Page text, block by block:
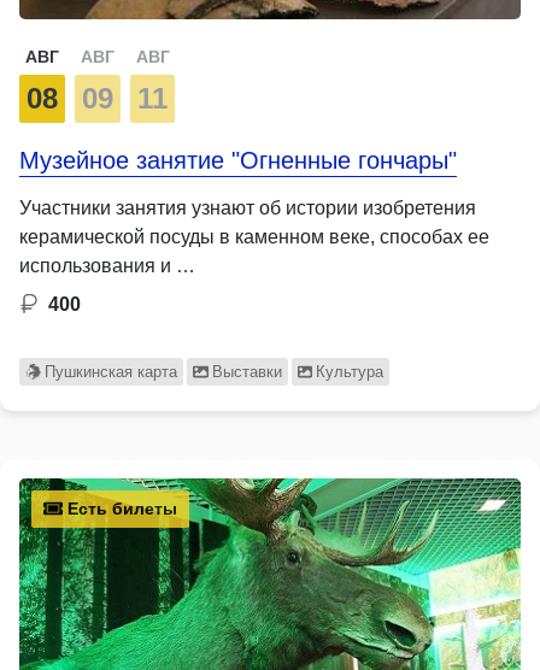
АВГ
08
АВГ
09
АВГ
11
Музейное занятие "Огненные гончары"
Участники занятия узнают об истории изобретения
керамической посуды в каменном веке, способах ее
использования и …
400
Пушкинская карта Выставки Культура
Есть билеты